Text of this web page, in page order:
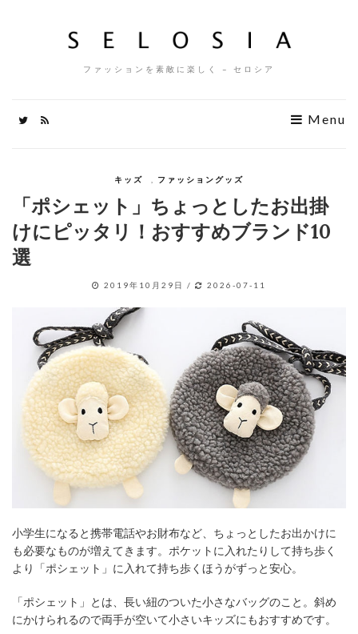
ファッションを素敵に楽しく – セロシア
Menu
キッズ ファッショングッズ
「ポシェット」ちょっとしたお出掛
けにピッタリ！おすすめブランド10
選
2019年10月29日 / 2026-07-11
小学生になると携帯電話やお財布など、ちょっとしたお出かけに
も必要なものが増えてきます。ポケットに入れたりして持ち歩く
より「ポシェット」に入れて持ち歩くほうがずっと安心。
「ポシェット」とは、長い紐のついた小さなバッグのこと。斜め
にかけられるので両手が空いて小さいキッズにもおすすめです。